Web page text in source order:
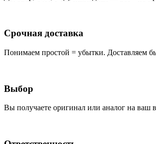
Срочная доставка
Понимаем простой = убытки. Доставляем
Выбор
Вы получаете оригинал или аналог на ваш